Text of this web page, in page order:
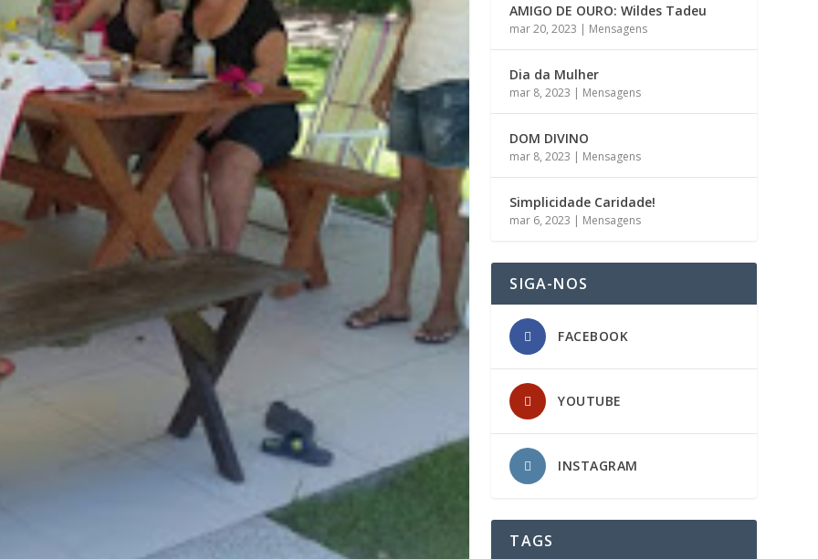
AMIGO DE OURO: Wildes Tadeu
mar 20, 2023 | Mensagens
Dia da Mulher
mar 8, 2023 | Mensagens
DOM DIVINO
mar 8, 2023 | Mensagens
Simplicidade Caridade!
mar 6, 2023 | Mensagens
SIGA-NOS
FACEBOOK
YOUTUBE
INSTAGRAM
TAGS